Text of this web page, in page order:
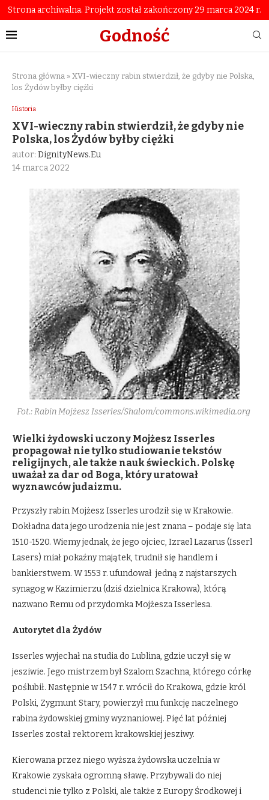
Strona archiwalna. Projekt został zakończony 29 marca 2024 r.
Godność
Strona główna » XVI-wieczny rabin stwierdził, że gdyby nie Polska,
los Żydów byłby ciężki
Historia
XVI-wieczny rabin stwierdził, że gdyby nie
Polska, los Żydów byłby ciężki
autor: DignityNews.eu
14 marca 2022
Fot.: Rabin Mojżesz Isserles/Shalom/commons.wikimedia.org
Wielki żydowski uczony Mojżesz Isserles
propagował nie tylko studiowanie tekstów
religijnych, ale także nauk świeckich. Polskę
uważał za dar od Boga, który uratował
wyznawców judaizmu.
Przyszły rabin Mojżesz Isserles urodził się w Krakowie.
Dokładna data jego urodzenia nie jest znana – podaje się lata
1510-1520. Wiemy jednak, że jego ojciec, Izrael Lazarus (Isserl
Lasers) miał pokaźny majątek, trudnił się handlem i
bankierstwem. W 1553 r. ufundował jedną z najstarszych
synagog w Kazimierzu (dziś dzielnica Krakowa), którą
nazwano Remu od przydomka Mojżesza Isserlesa.
Autorytet dla Żydów
Isserles wyjechał na studia do Lublina, gdzie uczył się w
jesziwie. Jego mistrzem był Szalom Szachna, którego córkę
poślubił. Następnie w 1547 r. wrócił do Krakowa, gdzie król
Polski, Zygmunt Stary, powierzył mu funkcję naczelnego
rabina żydowskiej gminy wyznaniowej. Pięć lat później
Isserles został rektorem krakowskiej jesziwy.
Kierowana przez niego wyższa żydowska uczelnia w
Krakowie zyskała ogromną sławę. Przybywali do niej
studenci nie tylko z Polski, ale także z Europy Środkowej i